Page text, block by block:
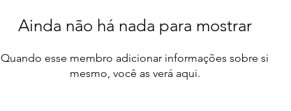
Ainda não há nada para mostrar
Quando esse membro adicionar informações sobre si
mesmo, você as verá aqui.